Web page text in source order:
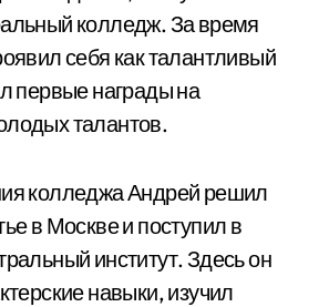
колледж. За время
себя как талантливый
первые награды на
талантов.
колледжа Андрей решил
в Москве и поступил в
институт. Здесь он
навыки, изучил